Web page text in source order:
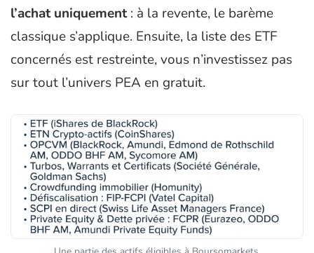
l’achat uniquement: à la revente, le barème
classique s’applique. Ensuite, la liste des ETF
concernés est restreinte, vous n’investissez pas
sur tout l’univers PEA en gratuit.